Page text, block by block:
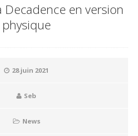
Decadence en version
physique
28 juin 2021
Seb
News